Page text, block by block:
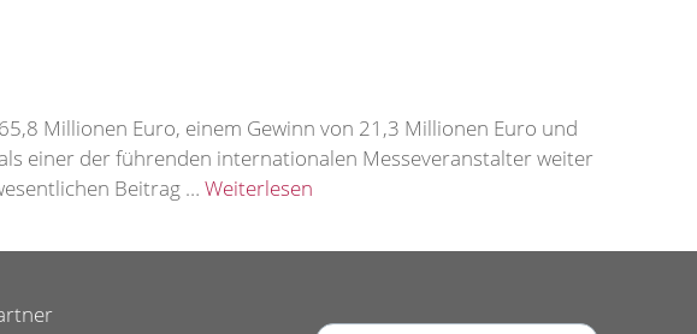
Millionen Euro, einem Gewinn von 21,3 Millionen Euro und
einer der führenden internationalen Messeveranstalter weiter
Beitrag … Weiterlesen